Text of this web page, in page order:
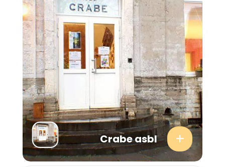
Crabe asbl